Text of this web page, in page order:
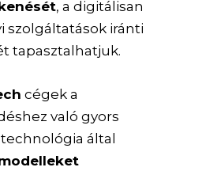
, a digitálisan
szolgáltatások iránti
tapasztalhatjuk.
cégek a
való gyors
által